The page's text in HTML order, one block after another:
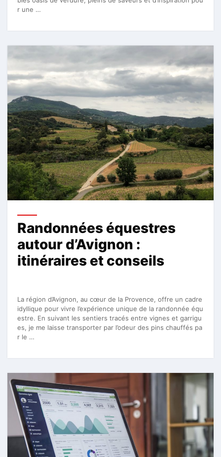
r une …
Randonnées équestres
autour d’Avignon :
itinéraires et conseils
La région d’Avignon, au cœur de la Provence, offre un cadre
idyllique pour vivre l’expérience unique de la randonnée équ
estre. En suivant les sentiers tracés entre vignes et garrigu
es, je me laisse transporter par l’odeur des pins chauffés pa
r le …